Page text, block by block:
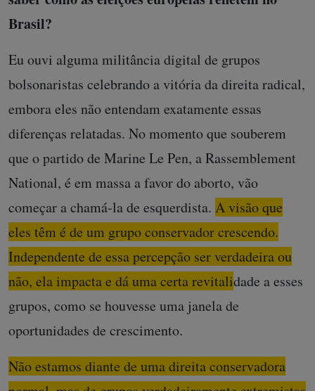
Brasil?
Eu ouvi alguma militância digital de grupos
bolsonaristas celebrando a vitória da direita radical,
embora eles não entendam exatamente essas
diferenças relatadas. No momento que souberem
que o partido de Marine Le Pen, a Rassemblement
National, é em massa a favor do aborto, vão
começar a chamá-la de esquerdista. A visão que
eles têm é de um grupo conservador crescendo.
Independente de essa percepção ser verdadeira ou
não, ela impacta e dá uma certa revitalidade a esses
grupos, como se houvesse uma janela de
oportunidades de crescimento.
Não estamos diante de uma direita conservadora